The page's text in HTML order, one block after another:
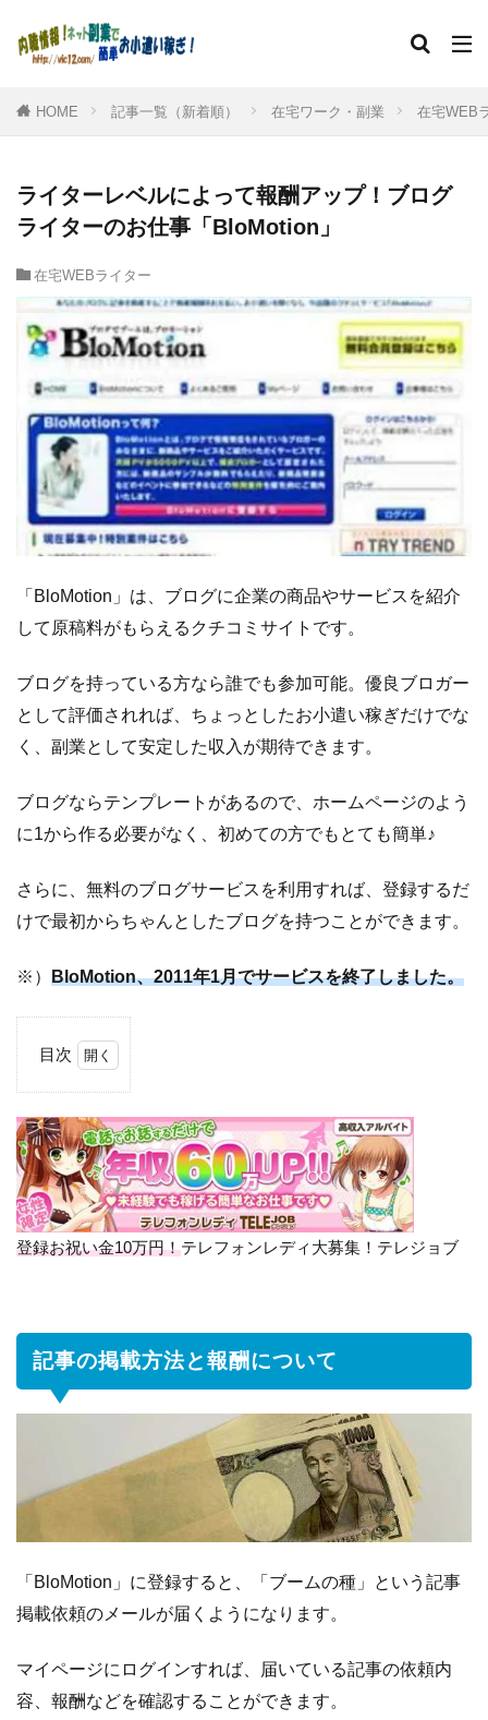
HOME 記事一覧（新着順） 在宅ワーク・副業 在宅WEB
ライターレベルによって報酬アップ！ブログ
ライターのお仕事「BloMotion」
在宅WEBライター
「BloMotion」は、ブログに企業の商品やサービスを紹介
して原稿料がもらえるクチコミサイトです。
ブログを持っている方なら誰でも参加可能。優良ブロガー
として評価されれば、ちょっとしたお小遣い稼ぎだけでな
く、副業として安定した収入が期待できます。
ブログならテンプレートがあるので、ホームページのよう
に1から作る必要がなく、初めての方でもとても簡単♪
さらに、無料のブログサービスを利用すれば、登録するだ
けで最初からちゃんとしたブログを持つことができます。
※） BloMotion、2011年1月でサービスを終了しました。
目次
事
の
掲
載
方
法
に
ン
制
い
登録お祝い金10万円！テレフォンレディ大募集！テレジョブ
記事の掲載方法と報酬について
「BloMotion」に登録すると、「ブームの種」という記事
掲載依頼のメールが届くようになります。
マイページにログインすれば、届いている記事の依頼内
容、報酬などを確認することができます。